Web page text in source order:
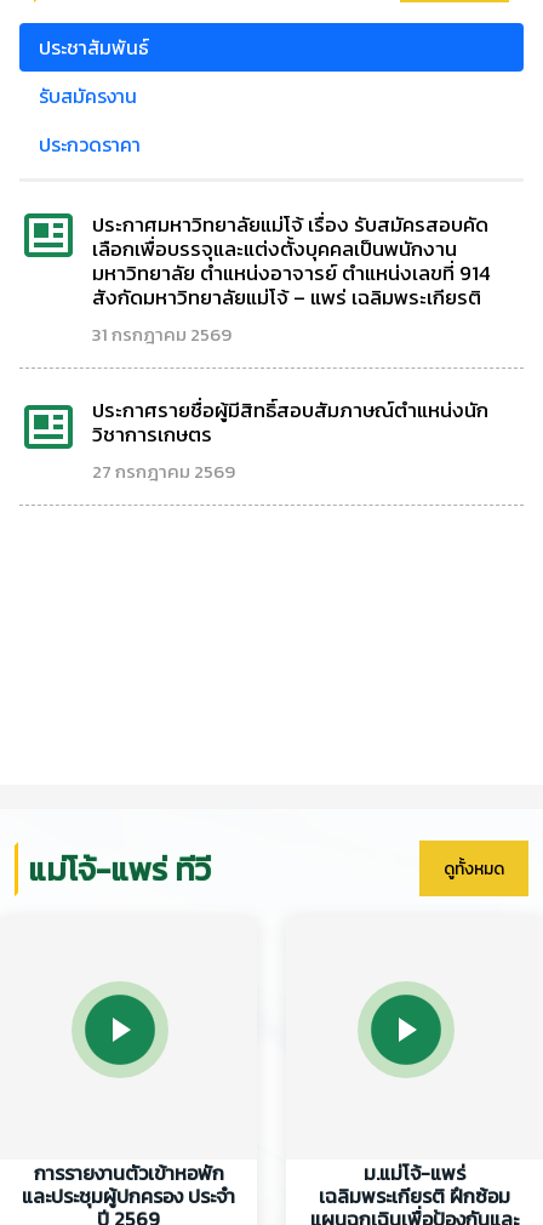
ประชาสัมพันธ์
รับสมัครงาน
ประกวดราคา
ประกาศมหาวิทยาลัยแม่โจ้ เรื่อง รับสมัครสอบคัด
เลือกเพื่อบรรจุและแต่งตั้งบุคคลเป็นพนักงาน
มหาวิทยาลัย ตำแหน่งอาจารย์ ตำแหน่งเลขที่ 914
สังกัดมหาวิทยาลัยแม่โจ้ – แพร่ เฉลิมพระเกียรติ
31 กรกฎาคม 2569
ประกาศรายชื่อผู้มีสิทธิ์สอบสัมภาษณ์ตำแหน่งนัก
วิชาการเกษตร
27 กรกฎาคม 2569
แม่โจ้-แพร่ ทีวี ดูทั้งหมด
การรายงานตัวเข้าหอพัก
และประชุมผู้ปกครอง ประจำ
ปี 2569
ม.แม่โจ้-แพร่
เฉลิมพระเกียรติ ฝึกซ้อม
แผนฉุกเฉินเพื่อป้องกันและ